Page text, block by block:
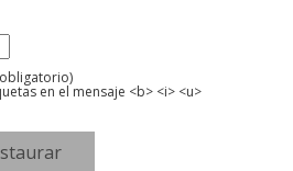
en el mensaje <b> <i> <u>